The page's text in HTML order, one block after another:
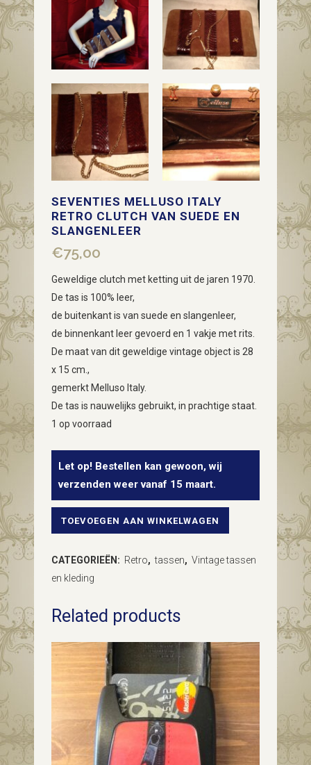
SEVENTIES MELLUSO ITALY
RETRO CLUTCH VAN SUEDE EN
SLANGENLEER
€75,00
Geweldige clutch met ketting uit de jaren 1970.
De tas is 100% leer,
de buitenkant is van suede en slangenleer,
de binnenkant leer gevoerd en 1 vakje met rits.
De maat van dit geweldige vintage object is 28
x 15 cm.,
gemerkt Melluso Italy.
De tas is nauwelijks gebruikt, in prachtige staat.
1 op voorraad
Let op! Bestellen kan gewoon, wij
verzenden weer vanaf 15 maart.
Seventies
Italy
clutch
slangenleer
quantity
TOEVOEGEN AAN WINKELWAGEN
CATEGORIEËN: Retro, tassen, Vintage tassen
en kleding
Related products